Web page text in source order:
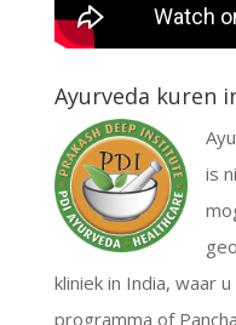
Ayurveda kuren
is
kliniek in India, waar
programma of